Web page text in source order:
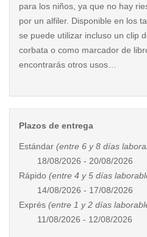
para los niños, ya que no hay
por un alfiler. Disponible en los
se puede utilizar incluso un clip
corbata o como marcador de
encontrarás otros usos…
Plazos de entrega
Estándar (entre 6 y 8 días
18/08/2026 - 20/08/2026
Rápido (entre 4 y 5 días
14/08/2026 - 17/08/2026
Exprés (entre 1 y 2 días
11/08/2026 - 12/08/2026